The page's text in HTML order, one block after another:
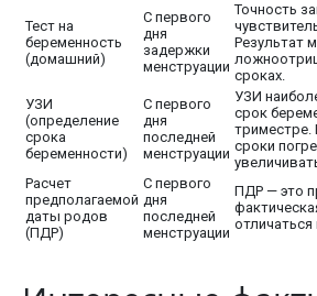
Тест на
беременность
(домашний)
С первого
дня
задержки
менструации
Точность
Результат
сроках.
УЗИ
(определение
срока
беременности)
С первого
дня
последней
менструации
УЗИ
срок
триместре.
сроки
Расчет
предполагаемой
даты родов
(ПДР)
С первого
дня
последней
менструации
ПДР — это
отличаться